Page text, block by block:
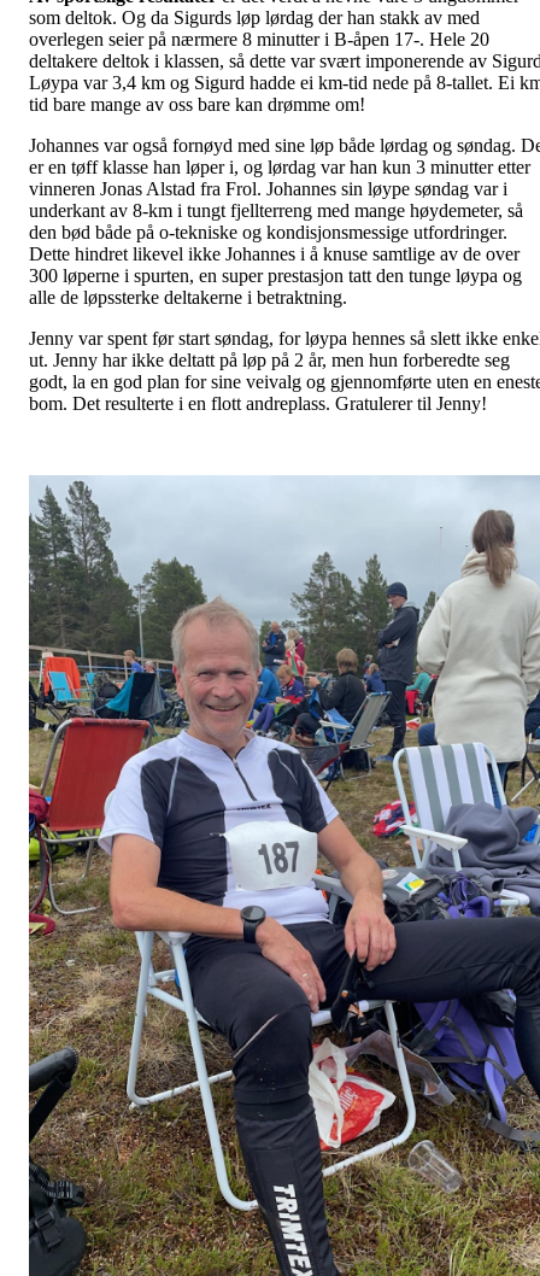
som deltok. Og da Sigurds løp lørdag der han stakk av med
overlegen seier på nærmere 8 minutter i B-åpen 17-. Hele 20
deltakere deltok i klassen, så dette var svært imponerende av
Løypa var 3,4 km og Sigurd hadde ei km-tid nede på 8-tallet. Ei
tid bare mange av oss bare kan drømme om!
Johannes var også fornøyd med sine løp både lørdag og søndag.
er en tøff klasse han løper i, og lørdag var han kun 3 minutter etter
vinneren Jonas Alstad fra Frol. Johannes sin løype søndag var i
underkant av 8-km i tungt fjellterreng med mange høydemeter, så
den bød både på o-tekniske og kondisjonsmessige utfordringer.
Dette hindret likevel ikke Johannes i å knuse samtlige av de over
300 løperne i spurten, en super prestasjon tatt den tunge løypa og
alle de løpssterke deltakerne i betraktning.
Jenny var spent før start søndag, for løypa hennes så slett ikke
ut. Jenny har ikke deltatt på løp på 2 år, men hun forberedte seg
godt, la en god plan for sine veivalg og gjennomførte uten en
bom. Det resulterte i en flott andreplass. Gratulerer til Jenny!